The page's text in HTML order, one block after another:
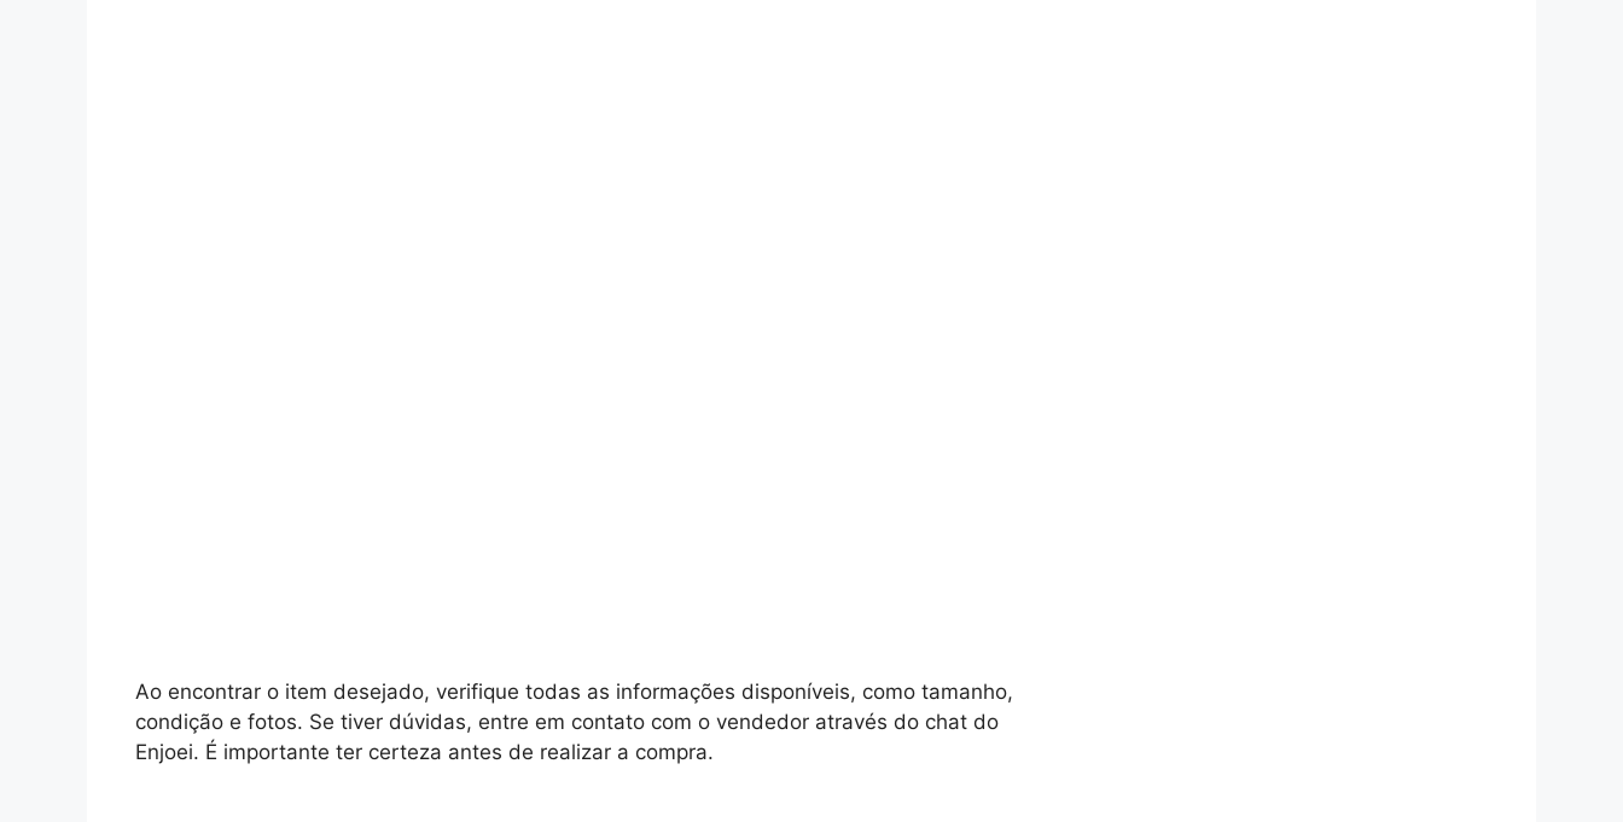
Ao encontrar o item desejado, verifique todas as informações disponíveis, como tamanho,
condição e fotos. Se tiver dúvidas, entre em contato com o vendedor através do chat do
Enjoei. É importante ter certeza antes de realizar a compra.